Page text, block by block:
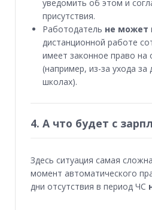
уведомить об этом и
присутствия.
Работодатель не может
дистанционной работе
имеет законное право на
(например, из-за ухода
школах).
4. А что будет с
Здесь ситуация самая
момент автоматического
дни отсутствия в период ЧС